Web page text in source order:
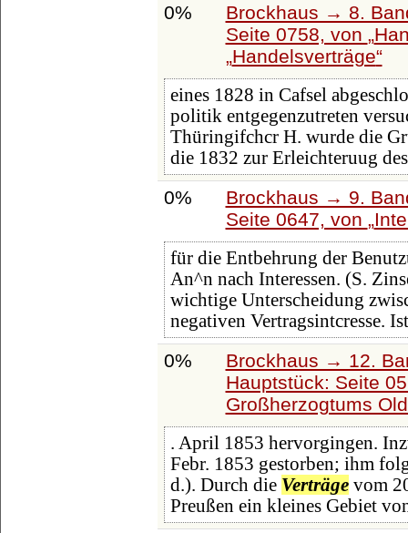
0%
Brockhaus → 8.
Seite 0758, von
Handelsverträge
eines 1828 in Cafsel
politik entgegenzutreten
Thüringifchcr H. wurde die
die 1832 zur Erleichteruug des
0%
Brockhaus → 9.
Seite 0647, von
für die Entbehrung der
An^n nach Interessen. (S.
wichtige Unterscheidung
negativen Vertragsintcresse.
0%
Brockhaus → 12.
Hauptstück: Seite
Großherzogtums
. April 1853 hervorgingen.
Febr. 1853 gestorben; ihm
d.). Durch die Verträgevom
Preußen ein kleines Gebiet